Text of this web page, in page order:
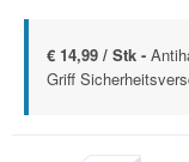
€ 14,99 / Stk -
Griff